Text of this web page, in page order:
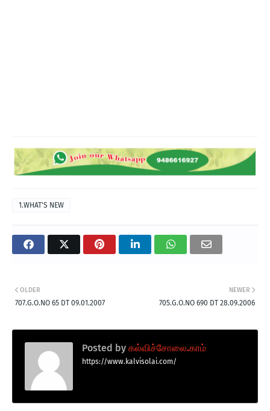
1.WHAT'S NEW
NEWER
705.G.O.NO 690 DT 28.09.2006
OLDER
707.G.O.NO 65 DT 09.01.2007
Posted by கல்விச்சோலை.காம்
https://www.kalvisolai.com/